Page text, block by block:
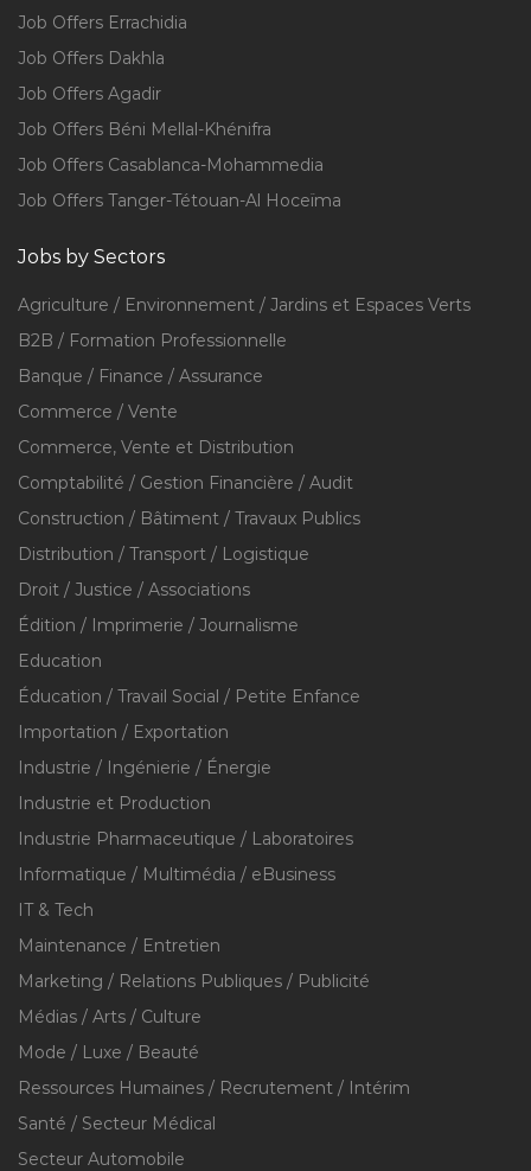
Job Offers Errachidia
Job Offers Dakhla
Job Offers Agadir
Job Offers Béni Mellal-Khénifra
Job Offers Casablanca-Mohammedia
Job Offers Tanger-Tétouan-Al Hoceïma
Jobs by Sectors
Agriculture / Environnement / Jardins et Espaces Verts
B2B / Formation Professionnelle
Banque / Finance / Assurance
Commerce / Vente
Commerce, Vente et Distribution
Comptabilité / Gestion Financière / Audit
Construction / Bâtiment / Travaux Publics
Distribution / Transport / Logistique
Droit / Justice / Associations
Édition / Imprimerie / Journalisme
Education
Éducation / Travail Social / Petite Enfance
Importation / Exportation
Industrie / Ingénierie / Énergie
Industrie et Production
Industrie Pharmaceutique / Laboratoires
Informatique / Multimédia / eBusiness
IT & Tech
Maintenance / Entretien
Marketing / Relations Publiques / Publicité
Médias / Arts / Culture
Mode / Luxe / Beauté
Ressources Humaines / Recrutement / Intérim
Santé / Secteur Médical
Secteur Automobile